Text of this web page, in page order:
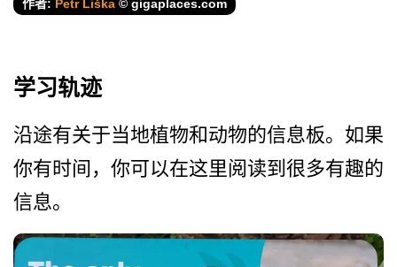
作者: Petr Liška © gigaplaces.com
学习轨迹
沿途有关于当地植物和动物的­信息板。如果
你有时间，你可以在这里阅读到很多有趣­的
信息。